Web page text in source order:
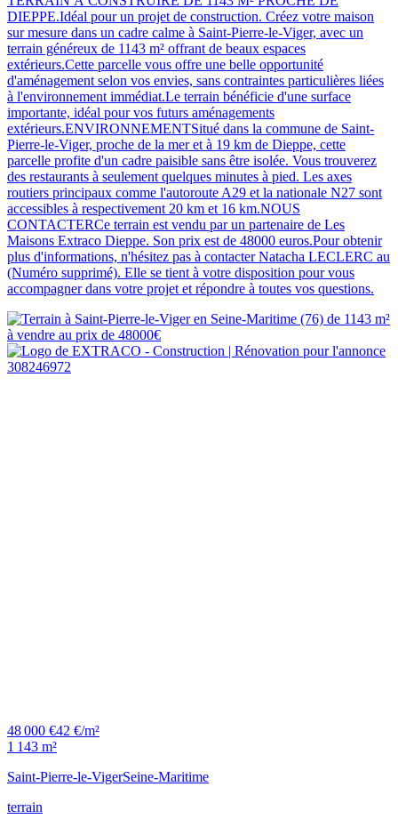
DIEPPE.Idéal pour un projet de construction. Créez votre maison
sur mesure dans un cadre calme à Saint-Pierre-le-Viger, avec un
terrain généreux de 1143 m² offrant de beaux espaces
extérieurs.Cette parcelle vous offre une belle opportunité
d'aménagement selon vos envies, sans contraintes particulières liées
à l'environnement immédiat.Le terrain bénéficie d'une surface
importante, idéal pour vos futurs aménagements
extérieurs.ENVIRONNEMENTSitué dans la commune de Saint-
Pierre-le-Viger, proche de la mer et à 19 km de Dieppe, cette
parcelle profite d'un cadre paisible sans être isolée. Vous trouverez
des restaurants à seulement quelques minutes à pied. Les axes
routiers principaux comme l'autoroute A29 et la nationale N27 sont
accessibles à respectivement 20 km et 16 km.NOUS
CONTACTERCe terrain est vendu par un partenaire de Les
Maisons Extraco Dieppe. Son prix est de 48000 euros.Pour obtenir
plus d'informations, n'hésitez pas à contacter Natacha LECLERC au
(Numéro supprimé). Elle se tient à votre disposition pour vous
accompagner dans votre projet et répondre à toutes vos questions.
48 000 €42 €/m²
1 143 m²
Saint-Pierre-le-VigerSeine-Maritime
terrain